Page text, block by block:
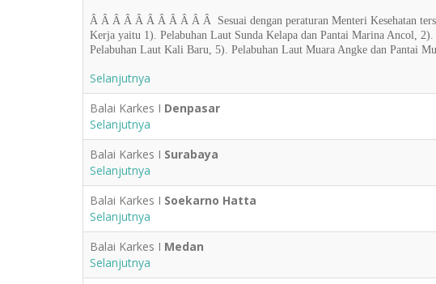
Â Â Â Â Â Â Â Â Â Â Â Sesuai dengan peraturan Menteri Kesehatan
Kerja yaitu 1). Pelabuhan Laut Sunda Kelapa dan Pantai Marina Ancol,
Pelabuhan Laut Kali Baru, 5). Pelabuhan Laut Muara Angke dan Pantai
Selanjutnya
Balai Karkes I Denpasar
Selanjutnya
Balai Karkes I Surabaya
Selanjutnya
Balai Karkes I Soekarno Hatta
Selanjutnya
Balai Karkes I Medan
Selanjutnya